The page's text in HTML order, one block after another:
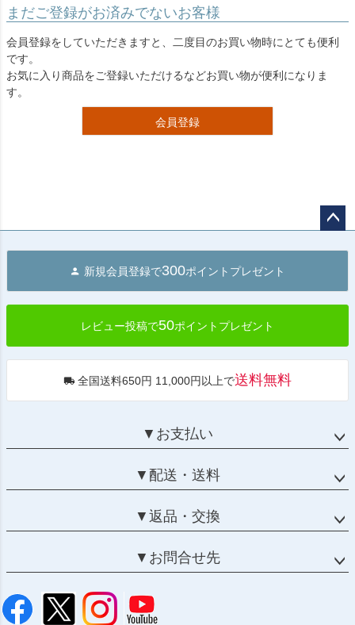
まだご登録がお済みでないお客様
会員登録をしていただきますと、二度目のお買い物時にとても便利
です。
お気に入り商品をご登録いただけるなどお買い物が便利になりま
す。
会員登録
へ
新規会員登録で300ポイントプレゼント
レビュー投稿で50ポイントプレゼント
全国送料650円 11,000円以上で送料無料
▼お支払い
▼配送・送料
▼返品・交換
▼お問合せ先